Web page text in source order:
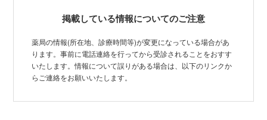
掲載している情報についてのご注意
薬局の情報(所在地、診療時間等)が変更になっている場合があ
ります。事前に電話連絡を行ってから受診されることをおすす
いたします。情報について誤りがある場合は、以下のリンクか
らご連絡をお願いいたします。